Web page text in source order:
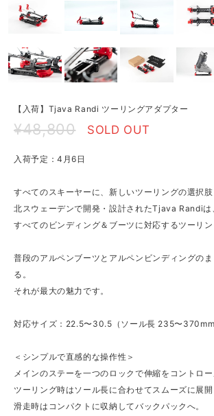
【入荷】Tjava Randi ツーリングアダプター
¥48,800 SOLD OUT
入荷予定：4月6日
すべてのスキーヤーに、新しいツーリングの選択肢
北スウェーデンで開発・設計されたTjava Randiは
すべてのビンディング＆ブーツに対応するツーリン
普段のアルペンブーツとアルペンビンディングの
る。
それが最大の魅力です。
対応サイズ：22.5〜30.5（ソール長 235〜370mm
＜シンプルで直感的な操作性＞
メインのステーを一つのロックで伸縮をコントロー
ツーリング時はソール長に合わせてスムーズに展開
滑走時はコンパクトに収納してバックパックへ。